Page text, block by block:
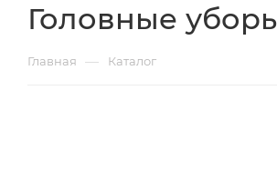
Головные
Главная — Каталог